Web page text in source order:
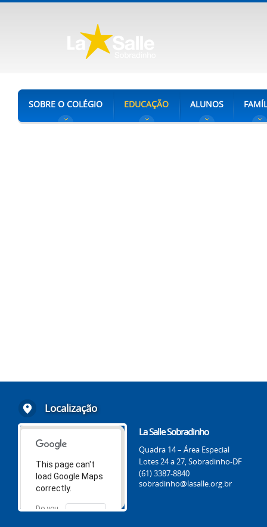
SOBRE O COLÉGIO EDUCAÇÃO ALUNOS
Localização
This page can't
load Google Maps
correctly.
Do you
OK
La Salle Sobradinho
Quadra 14 – Área Especial
Lotes 24 a 27, Sobradinho-DF
(61) 3387-8840
sobradinho@lasalle.org.br